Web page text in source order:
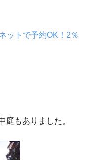
ットで予約OK！2％
庭もありました。